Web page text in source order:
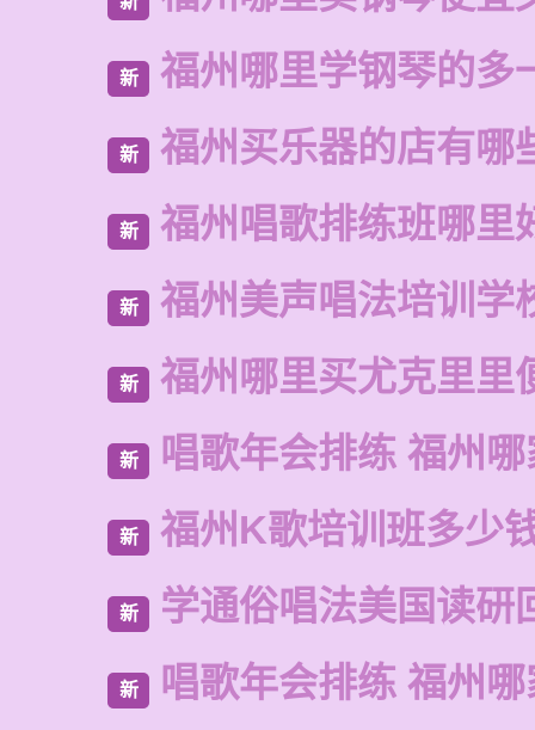
新 福州哪里学钢琴的多
新 福州买乐器的店有哪
新 福州唱歌排练班哪里
新 福州美声唱法培训学
新 福州哪里买尤克里里
新 唱歌年会排练 福州
新 福州K歌培训班多少
新 学通俗唱法美国读研
新 唱歌年会排练 福州